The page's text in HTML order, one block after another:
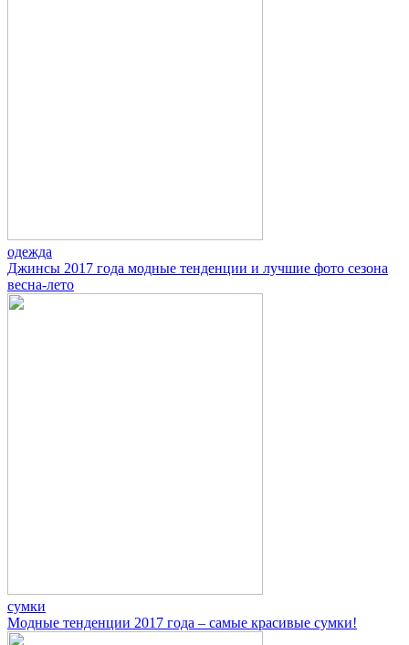
одежда
Джинсы 2017 года модные тенденции и лучшие фото сезона
весна-лето
сумки
Модные тенденции 2017 года – самые красивые сумки!